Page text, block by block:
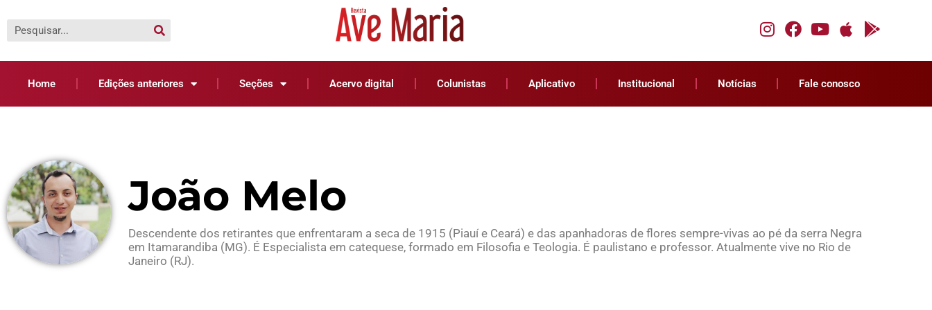
Home Edições anteriores Seções Acervo digital Colunistas Aplicativo Institucional Notícias Fale conosco
João Melo
Descendente dos retirantes que enfrentaram a seca de 1915 (Piauí e Ceará) e das apanhadoras de flores sempre-vivas ao pé da serra Negra
em Itamarandiba (MG). É Especialista em catequese, formado em Filosofia e Teologia. É paulistano e professor. Atualmente vive no Rio de
Janeiro (RJ).